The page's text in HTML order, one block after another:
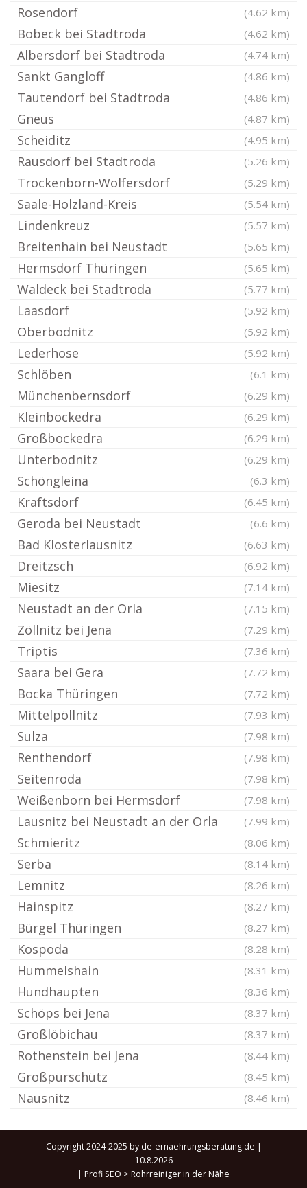
Rosendorf (4.62 km)
Bobeck bei Stadtroda (4.62 km)
Albersdorf bei Stadtroda (4.74 km)
Sankt Gangloff (4.86 km)
Tautendorf bei Stadtroda (4.86 km)
Gneus (4.87 km)
Scheiditz (4.95 km)
Rausdorf bei Stadtroda (5.26 km)
Trockenborn-Wolfersdorf (5.29 km)
Saale-Holzland-Kreis (5.54 km)
Lindenkreuz (5.57 km)
Breitenhain bei Neustadt (5.65 km)
Hermsdorf Thüringen (5.65 km)
Waldeck bei Stadtroda (5.77 km)
Laasdorf (5.92 km)
Oberbodnitz (5.92 km)
Lederhose (5.92 km)
Schlöben (6.1 km)
Münchenbernsdorf (6.29 km)
Kleinbockedra (6.29 km)
Großbockedra (6.29 km)
Unterbodnitz (6.29 km)
Schöngleina (6.3 km)
Kraftsdorf (6.45 km)
Geroda bei Neustadt (6.6 km)
Bad Klosterlausnitz (6.63 km)
Dreitzsch (6.92 km)
Miesitz (7.14 km)
Neustadt an der Orla (7.15 km)
Zöllnitz bei Jena (7.29 km)
Triptis (7.36 km)
Saara bei Gera (7.72 km)
Bocka Thüringen (7.72 km)
Mittelpöllnitz (7.93 km)
Sulza (7.98 km)
Renthendorf (7.98 km)
Seitenroda (7.98 km)
Weißenborn bei Hermsdorf (7.98 km)
Lausnitz bei Neustadt an der Orla (7.99 km)
Schmieritz (8.06 km)
Serba (8.14 km)
Lemnitz (8.26 km)
Hainspitz (8.27 km)
Bürgel Thüringen (8.27 km)
Kospoda (8.28 km)
Hummelshain (8.31 km)
Hundhaupten (8.36 km)
Schöps bei Jena (8.37 km)
Großlöbichau (8.37 km)
Rothenstein bei Jena (8.44 km)
Großpürschütz (8.45 km)
Nausnitz (8.46 km)
Copyright 2024-2025 by de-ernaehrungsberatung.de |
10.8.2026
| Profi SEO > Rohrreiniger in der Nähe